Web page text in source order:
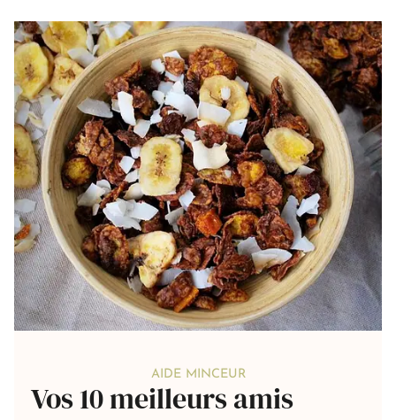
AIDE MINCEUR
Vos 10 meilleurs amis